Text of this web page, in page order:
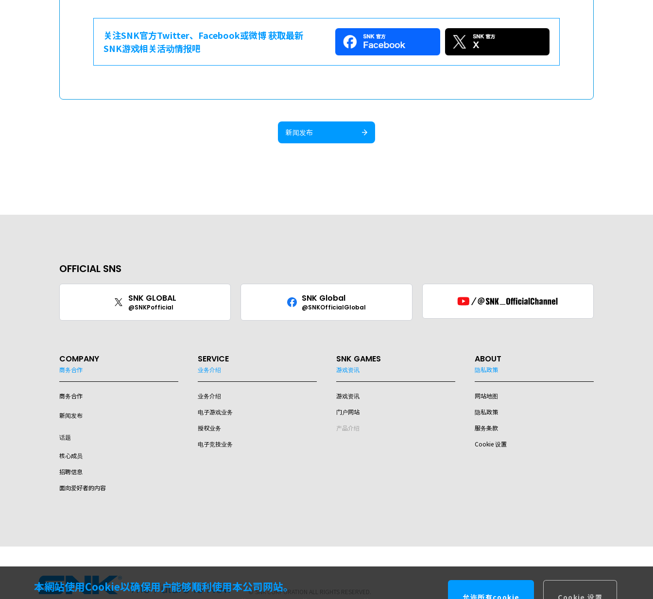
关注SNK官方Twitter、Facebook或微博 获取最新
SNK游戏相关活动情报吧
新闻发布
OFFICIAL SNS
SNK GLOBAL
@SNKPofficial
SNK Global
@SNKOfficialGlobal
COMPANY
商务合作
商务合作
新闻发布
话题
核心成员
招聘信息
面向爱好者的内容
SERVICE
业务介绍
业务介绍
电子游戏业务
授权业务
电子竞技业务
SNK GAMES
游戏资讯
游戏资讯
门户网站
产品介绍
ABOUT
隐私政策
网站地图
隐私政策
服务条款
Cookie 设置
株式会社SNK
© SNK CORPORATION ALL RIGHTS RESERVED.
本網站使用Cookie以确保用户能够顺利使用本公司网站。
允许所有cookie Cookie 设置